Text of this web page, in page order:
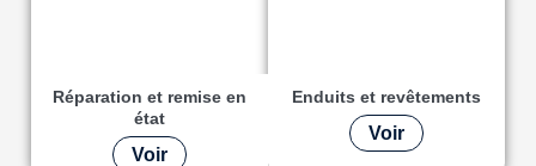
Réparation et remise en
état
Voir
Enduits et revêtements
Voir